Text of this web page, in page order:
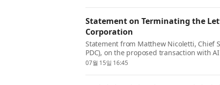
Statement on Terminating the
Corporation
Statement from Matthew Nicoletti, Chief
PDC), on the proposed transaction with
decided not to further pursue the
07월 15일 16:45